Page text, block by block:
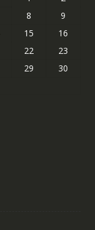
8
9
15
16
22
23
29
30